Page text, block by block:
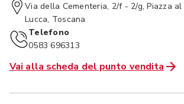
Via della Cementeria, 2/f - 2/g, Piazza al
Lucca, Toscana
Telefono
0583 696313
Vai alla scheda del punto vendita